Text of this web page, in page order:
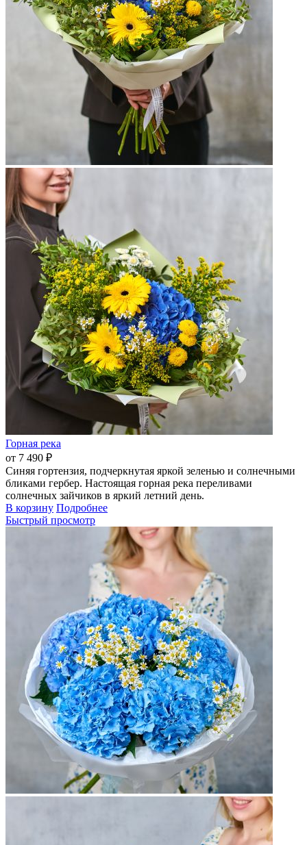
Горная река
от 7 490 ₽
Синяя гортензия, подчеркнутая яркой зеленью и солнечными
бликами гербер. Настоящая горная река переливами
солнечных зайчиков в яркий летний день.
В корзину Подробнее
Быстрый просмотр